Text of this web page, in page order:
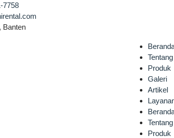
7758
Banten
Tentang
Produk
Galeri
Artikel
Tentang
Produk